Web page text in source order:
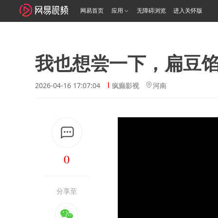
网易首页 应用 无障碍浏览 进入关怀版
我也想尝一下，扁豆
2026-04-16 17:07:04 疯癫影视 河南
0
分享至